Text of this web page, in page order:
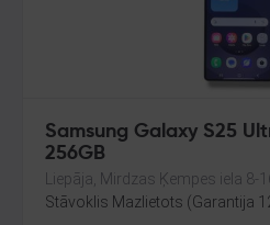
Samsung Galaxy S25
256GB
Liepāja, Mirdzas Ķempes iela 8-
Stāvoklis Mazlietots (Garantija